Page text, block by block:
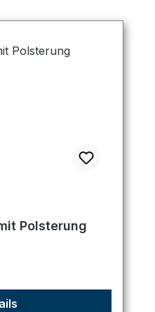
von 5 von 5 Sternen
Polsterung